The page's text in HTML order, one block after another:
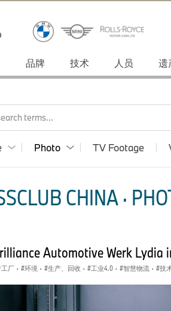
品牌 技术 人员 遗
terms...
Photo TV Footage
CHINA ·
Automotive Werk
厂 · 环境 · 生产、回收 · 工业4.0 · 智慧物流 · 技